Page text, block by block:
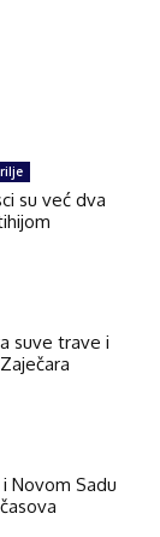
su već dva
suve trave i
Novom Sadu